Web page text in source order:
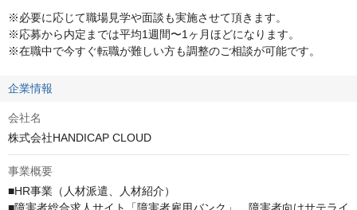
※必要に応じて職場見学や面談も実施させて頂きます。
※応募から内定までは平均1週間〜1ヶ月ほどになります。
※在職中で今すぐ転職が難しい方も調整のご相談が可能です。
企業情報
会社名
株式会社HANDICAP CLOUD
事業概要
■HR事業（人材派遣、人材紹介）